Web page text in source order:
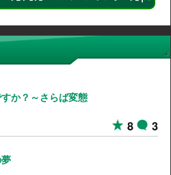
か？～さらば変態
8 3